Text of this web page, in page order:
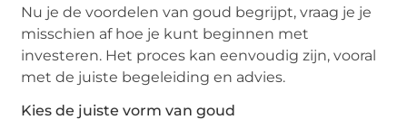
Nu je de voordelen van goud begrijpt, vraag je je
misschien af hoe je kunt beginnen met
investeren. Het proces kan eenvoudig zijn, vooral
met de juiste begeleiding en advies.
Kies de juiste vorm van goud